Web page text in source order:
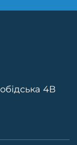
4В